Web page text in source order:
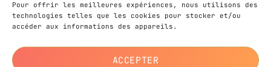
Pour offrir les meilleures expériences, nous utilisons des
technologies telles que les cookies pour stocker et/ou
accéder aux informations des appareils.
ACCEPTER
OXYD EXCLUSIVE DJ SET FOR E-